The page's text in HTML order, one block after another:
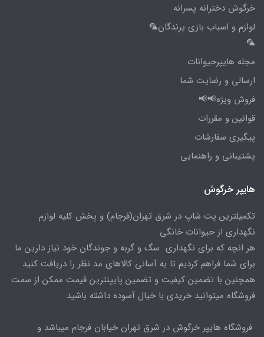
خرگوش دخترانه پسرانه
لوازم و اسباب بازی پرندگان🦜
🦜
مجله هایپرحیوانات
ارسالی و رضایت شما
فروش ویژه📢📢
قوانین و مقررات
پیگیری سفارشات
پشتیبانی و راهنمایی
هایپر خرگوش
تکمیلترین پت شاپ در شرق تهران(فرجام) و پخش کلیه لوازم
نگهداری از حیوانات خانگی
هر انچه که برای نگهداری سگ و گربه و جوندگان خود نیاز دارین ما
برای شما فراهم کردیم تا به آسانی کالاهای مد نظر را دریافت کنید
همچنین با تضمین کیفیت و تضمین پایینترین قیمت ممکن از سمت
فروشگاه میتوانید خریدی با خیال آسوده داشته باشید
فروشگاه هایپر خرگوش در شرق تهران خیابان فرجام میباشد و